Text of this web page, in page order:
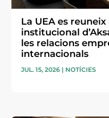
La UEA es
institucional
les relacions
internacionals
JUL. 15, 2026 | NOTÍCIES